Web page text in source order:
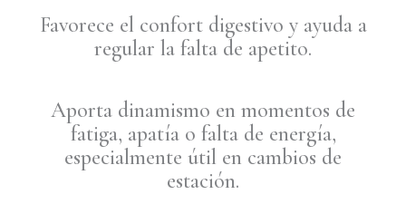
Favorece el confort digestivo y ayuda a
regular la falta de apetito.
Aporta dinamismo en momentos de
fatiga, apatía o falta de energía,
especialmente útil en cambios de
estación.